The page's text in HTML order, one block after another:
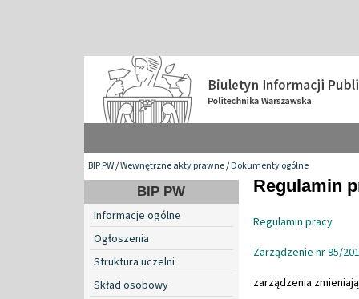
BIP PW/Wewnętrzne akty prawne/Dokumenty ogólne
BIP PW
Informacje ogólne
Ogłoszenia
Struktura uczelni
Skład osobowy
Regulamin
Regulamin pracy
Zarządzenie nr 95/
zarządzenia